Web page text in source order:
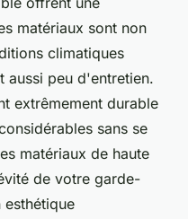
matériaux sont non
climatiques
aussi peu d'entretien.
extrêmement durable
sans se
matériaux de haute
de votre garde-